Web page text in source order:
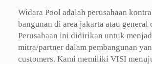
Widara Pool adalah perusahaan
bangunan di area jakarta atau general
Perusahaan ini didirikan untuk
mitra/partner dalam pembangunan
customers. Kami memiliki VISI